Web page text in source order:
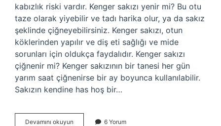
kabızlık riski vardır. Kenger sakızı yenir mi? Bu otu
taze olarak yiyebilir ve tadı harika olur, ya da sakız
şeklinde çiğneyebilirsiniz. Kenger sakızı, otun
köklerinden yapılır ve diş eti sağlığı ve mide
sorunları için oldukça faydalıdır. Kenger sakızı
çiğnenir mi? Kenger sakızının bir tanesi her gün
yarım saat çiğnenirse bir ay boyunca kullanılabilir.
Sakızın kendine has hoş bir…
Devamını okuyun 6 Yorum